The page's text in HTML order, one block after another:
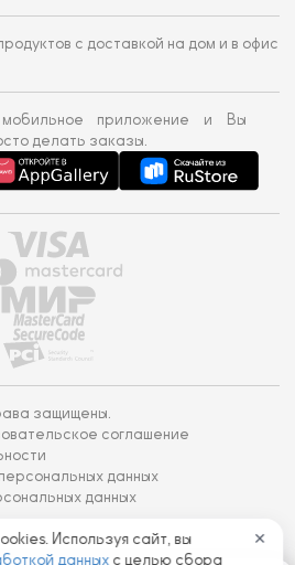
с доставкой на дом и в офис
приложение и Вы
делать заказы.
защищены.
соглашение
данных
данных
Используя сайт, вы
данных с целью сбора
✕